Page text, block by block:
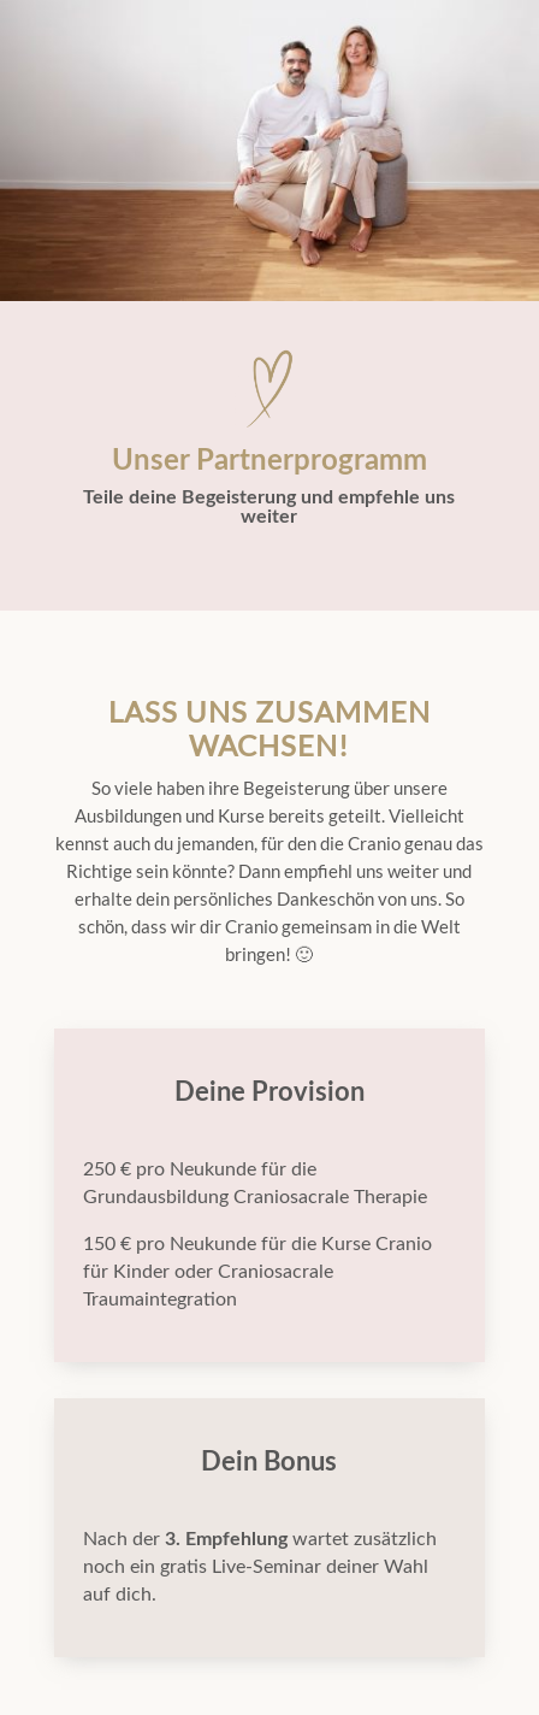
Unser Partnerprogramm
Teile deine Begeisterung und empfehle uns
weiter
LASS UNS ZUSAMMEN
WACHSEN!
So viele haben ihre Begeisterung über unsere
Ausbildungen und Kurse bereits geteilt. Vielleicht
kennst auch du jemanden, für den die Cranio genau das
Richtige sein könnte? Dann empfiehl uns weiter und
erhalte dein persönliches Dankeschön von uns. So
schön, dass wir dir Cranio gemeinsam in die Welt
bringen! 🙂
Deine Provision
250 € pro Neukunde für die
Grundausbildung Craniosacrale Therapie
150 € pro Neukunde für die Kurse Cranio
für Kinder oder Craniosacrale
Traumaintegration
Dein Bonus
Nach der 3. Empfehlungwartet zusätzlich
noch ein gratis Live-Seminar deiner Wahl
auf dich.